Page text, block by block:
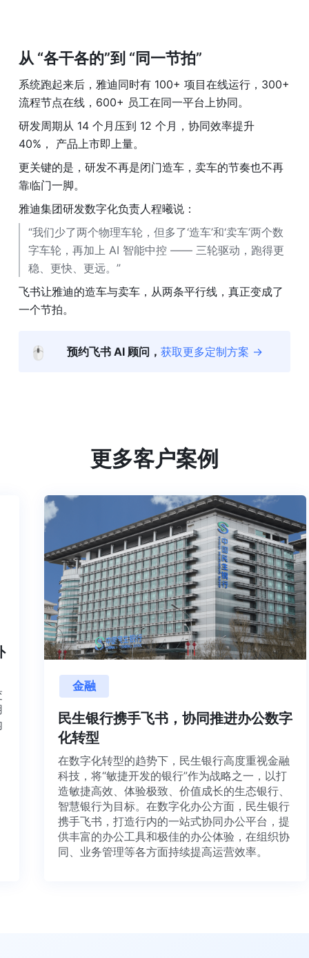
从 “各干各的”到 “同一节拍”
系统跑起来后，雅迪同时有 100+ 项目在线运行，300+
流程节点在线，600+ 员工在同一平台上协同。
研发周期从 14 个月压到 12 个月，协同效率提升
40%， 产品上市即上量。
更关键的是，研发不再是闭门造车，卖车的节奏也不再
靠临门一脚。
雅迪集团研发数字化负责人程曦说：
“我们少了两个物理车轮，但多了‘造车’和‘卖车’两个数
字车轮，再加上 AI 智能中控 —— 三轮驱动，跑得更
稳、更快、更远。”
飞书让雅迪的造车与卖车，从两条平行线，真正变成了
一个节拍。
🖱️ 预约飞书 AI 顾问， 获取更多定制方案 →
更多客户案例
金融
民生银行携手飞书，协同推进办公数字
化转型
在数字化转型的趋势下，民生银行高度重视金融
科技，将“敏捷开发的银行”作为战略之一，以打
造敏捷高效、体验极致、价值成长的生态银行、
智慧银行为目标。在数字化办公方面，民生银行
携手飞书，打造行内的一站式协同办公平台，提
供丰富的办公工具和极佳的办公体验，在组织协
同、业务管理等各方面持续提高运营效率。